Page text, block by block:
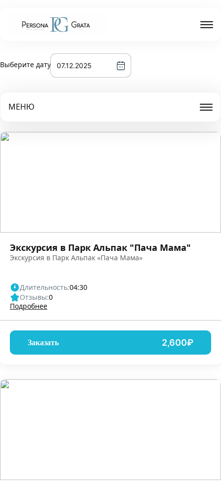
Выберите дату
МЕНЮ
Экскурсия в Парк Альпак "Пача Мама"
Экскурсия в Парк Альпак «Пача Мама»
Длительность:04:30
Отзывы:0
Подробнее
Заказать 2,600₽